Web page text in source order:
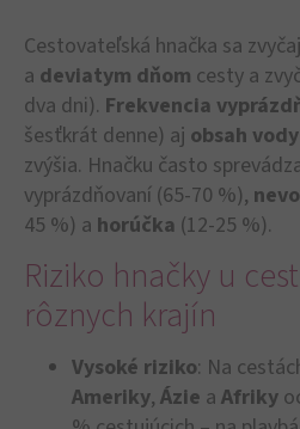
Cestovateľská hnačka sa
a deviatym dňom cesty a
dva dni). Frekvencia
šesťkrát denne) aj obsah vody
zvýšia. Hnačku často
vyprázdňovaní (65-70 %),
45 %) a horúčka (12-25 %).
Riziko hnačky u
rôznych krajín
Vysoké riziko: Na
Ameriky, Ázie a Afriky